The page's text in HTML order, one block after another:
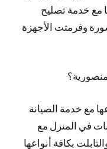
مع خدمة تصليح
وفرمتت الأجهزة
مع خدمة الصيانة
في المنزل مع
بكافة أنواعها